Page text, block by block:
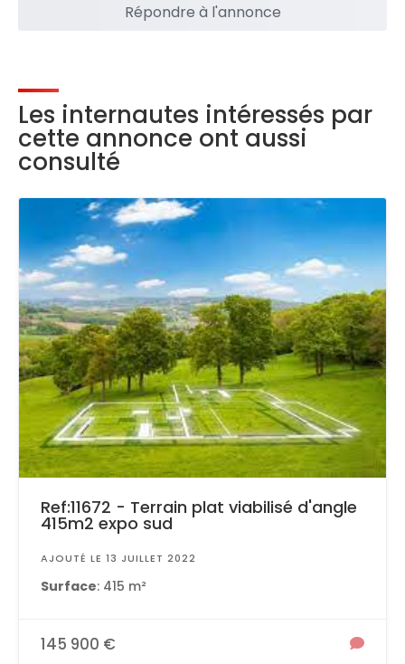
Répondre à l'annonce
Les internautes intéressés par
cette annonce ont aussi
consulté
Ref:11672 - Terrain plat viabilisé d'angle
415m2 expo sud
AJOUTÉ LE 13 JUILLET 2022
Surface: 415 m²
145 900 €